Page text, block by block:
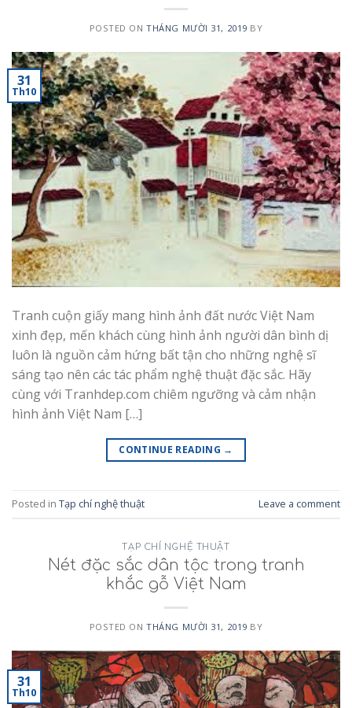
POSTED ONTHÁNG MƯỜI 31, 2019 BY
31
Th10
Tranh cuộn giấy mang hình ảnh đất nước Việt Nam
xinh đẹp, mến khách cùng hình ảnh người dân bình dị
luôn là nguồn cảm hứng bất tận cho những nghệ sĩ
sáng tạo nên các tác phẩm nghệ thuật đặc sắc. Hãy
cùng với Tranhdep.com chiêm ngưỡng và cảm nhận
hình ảnh Việt Nam […]
CONTINUE READING →
Posted in Tạp chí nghệ thuật Leave a comment
TẠP CHÍ NGHỆ THUẬT
Nét đặc sắc dân tộc trong tranh
khắc gỗ Việt Nam
POSTED ONTHÁNG MƯỜI 31, 2019 BY
31
Th10